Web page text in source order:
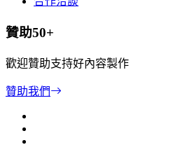
贊助50+
歡迎贊助支持好內容製作
贊助我們